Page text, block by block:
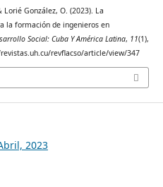
González, O. (2023). La
la formación de ingenieros en
Social: Cuba Y América Latina, 11(1),
revflacso/article/view/347
2023